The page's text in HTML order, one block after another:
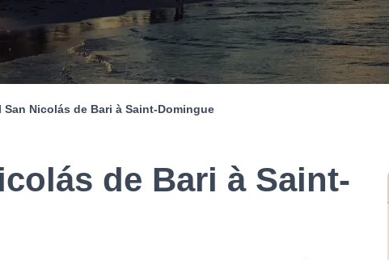
San Nicolás de Bari à Saint-Domingue
de Bari à Saint-